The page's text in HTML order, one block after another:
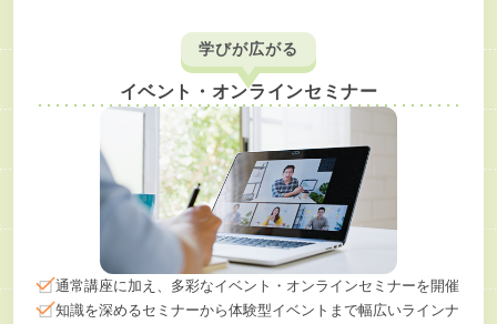
学びが広がる
イベント・オンラインセミナー
通常講座に加え、多彩なイベント・オンラインセミナーを開催
知識を深めるセミナーから体験型イベントまで幅広いラインナ